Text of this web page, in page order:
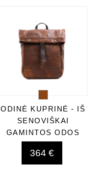
ODINĖ KUPRINĖ - IŠ
SENOVIŠKAI
GAMINTOS ODOS
364 €